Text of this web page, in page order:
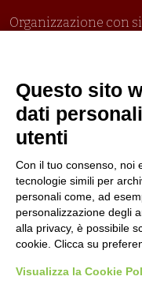
Organizzazione con
Politica per la parità
Politica antibullismo
Piè di pagina
Contatti
Lavora con noi
Questo sito
dati
utenti
Con il tuo consenso, noi
tecnologie simili per
personali come, ad
personalizzazione degli
alla privacy, è possibile
cookie. Clicca su
Visualizza la Cookie